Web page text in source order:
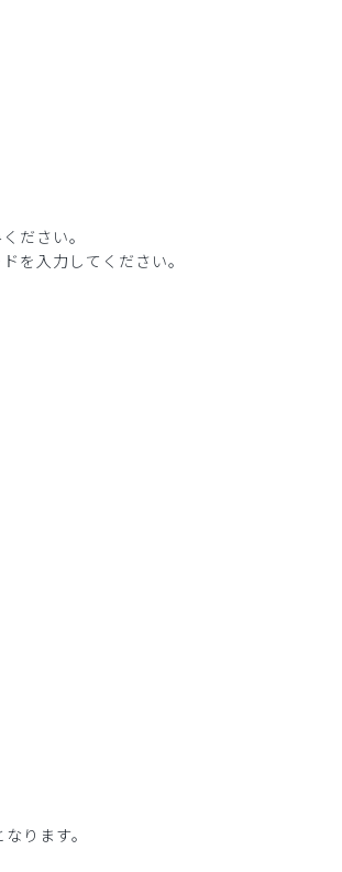
ださい。
を入力してください。
ります。